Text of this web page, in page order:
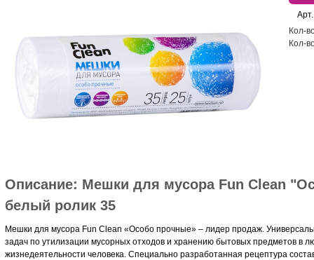
Арт.
Кол-
Кол-
Описание: Мешки для мусора Fun Clean
белый ролик 35
Мешки для мусора Fun Clean «Особо прочные» – лидер продаж.
задач по утилизации мусорных отходов и хранению бытовых предметов в
жизнедеятельности человека. Специально разработанная рецептура